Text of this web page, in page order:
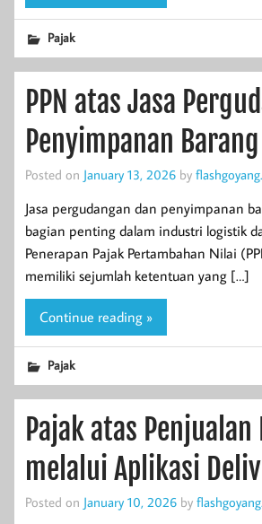
Pajak
PPN atas Jasa
Penyimpanan Barang
Posted on January 13, 2026 by
Jasa pergudangan dan penyimpanan
bagian penting dalam industri logistik
Penerapan Pajak Pertambahan Nilai
memiliki sejumlah ketentuan yang […]
Continue reading »
Pajak
Pajak atas Penjualan
melalui Aplikasi
Posted on January 10, 2026 by